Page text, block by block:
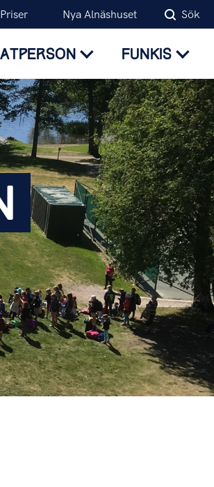
Priser Nya Alnäshuset Sök
FUNKIS